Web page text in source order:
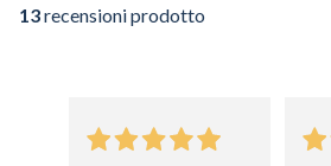
Voglio ricevere comunicazioni su corsi,
13recensioni prodotto